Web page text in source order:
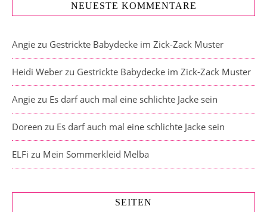
NEUESTE KOMMENTARE
Angie zu Gestrickte Babydecke im Zick-Zack Muster
Heidi Weber zu Gestrickte Babydecke im Zick-Zack Muster
Angie zu Es darf auch mal eine schlichte Jacke sein
Doreen zu Es darf auch mal eine schlichte Jacke sein
ELFi zu Mein Sommerkleid Melba
SEITEN